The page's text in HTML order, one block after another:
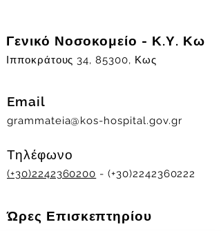
Γενικό Νοσοκομείο - Κ.Υ. Κω
Ιπποκράτους 34, 85300, Κως
Email
grammateia@kos-hospital.gov.gr
Τηλέφωνο
(+30)2242360200 - (+30)2242360222
Ώρες Επισκεπτηρίου